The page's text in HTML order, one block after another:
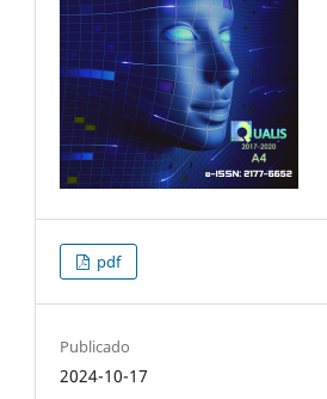
pdf
Publicado
2024-10-17